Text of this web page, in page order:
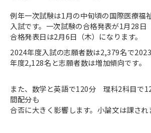
例年一次試験は1月の中旬頃の国際医療福
入試です。一次試験の合格発表が1月28日
合格発表日は2月6日（木）になります。
2024年度入試の志願者数は2,379名で
年度2,128名と志願者数は増加傾向です。
また、数学と英語で120分 理科2科目で
間配分も
合否に大きく影響します。小論文は課され